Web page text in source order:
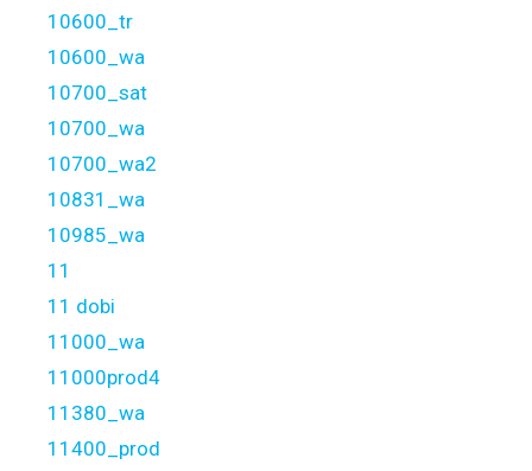
10600_tr
10600_wa
10700_sat
10700_wa
10700_wa2
10831_wa
10985_wa
11
11 dobi
11000_wa
11000prod4
11380_wa
11400_prod